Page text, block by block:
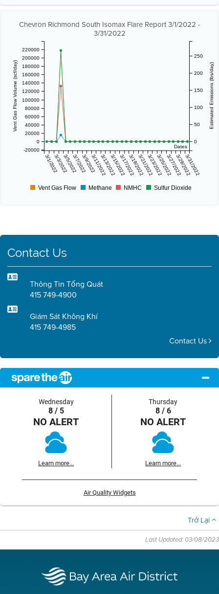
Chevron Richmond South Isomax Flare Report 3/1/2022 -
3/31/2022
Dates
3/1/20223/3/20223/5/20223/7/20223/9/20223/11/20223/13/20223/15/20223/17/20223/19/20223/21/20223/23/20223/25/20223/27/20223/29/20223/31/2022
Vent Gas Flow Volume (scf/day)
-20000
0
20000
40000
60000
80000
100000
120000
140000
160000
180000
200000
220000
Estimated Emissions (lbs/day)
0
50
100
150
200
250
Vent Gas Flow Methane NMHC Sulfur Dioxide
Contact Us
Thông Tin Tổng Quát
415 749-4900
Giám Sát Không Khí
415 749-4985
Contact Us
Wednesday
8 / 5
NO ALERT
Learn more...
Thursday
8 / 6
NO ALERT
Learn more...
Air Quality Widgets
Trở Lại
Last Updated: 03/08/2023